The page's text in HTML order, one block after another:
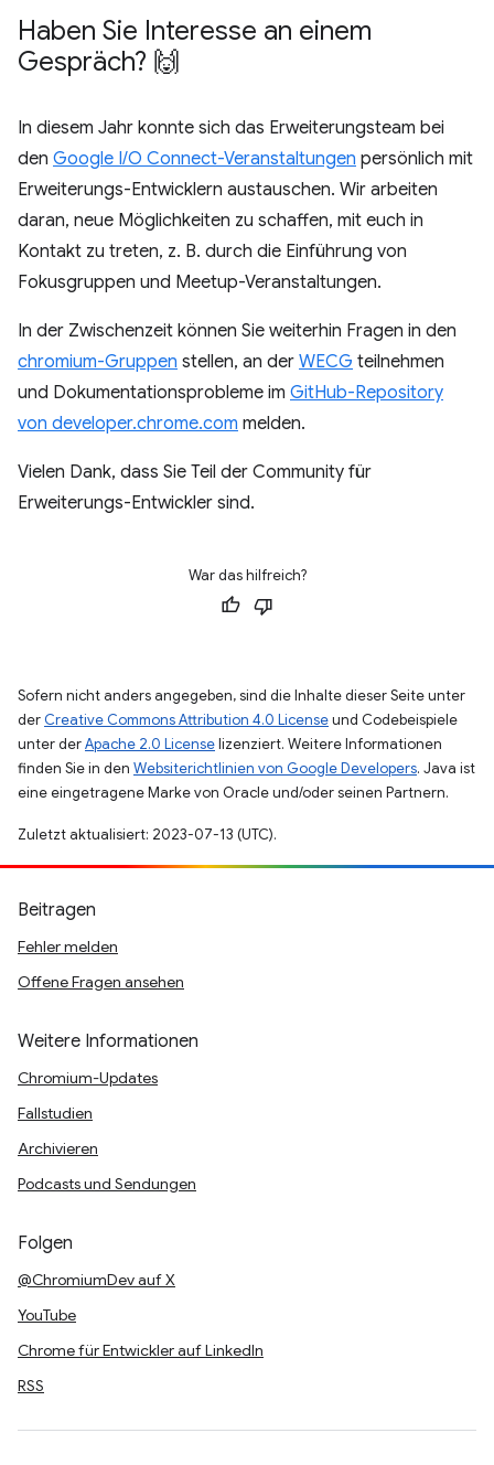
Haben Sie Interesse an einem
Gespräch? 🙌
In diesem Jahr konnte sich das Erweiterungsteam bei
den Google I/O Connect-Veranstaltungen persönlich mit
Erweiterungs-Entwicklern austauschen. Wir arbeiten
daran, neue Möglichkeiten zu schaffen, mit euch in
Kontakt zu treten, z. B. durch die Einführung von
Fokusgruppen und Meetup-Veranstaltungen.
In der Zwischenzeit können Sie weiterhin Fragen in den
chromium-Gruppen stellen, an der WECG teilnehmen
und Dokumentationsprobleme im GitHub-Repository
von developer.chrome.com melden.
Vielen Dank, dass Sie Teil der Community für
Erweiterungs-Entwickler sind.
War das hilfreich?
Sofern nicht anders angegeben, sind die Inhalte dieser Seite unter
der Creative Commons Attribution 4.0 Licenseund Codebeispiele
unter derApache 2.0 Licenselizenziert. Weitere Informationen
finden Sie in den Websiterichtlinien von Google Developers. Java ist
eine eingetragene Marke von Oracle und/oder seinen Partnern.
Zuletzt aktualisiert: 2023-07-13 (UTC).
Beitragen
Fehler melden
Offene Fragen ansehen
Weitere Informationen
Chromium-Updates
Fallstudien
Archivieren
Podcasts und Sendungen
Folgen
@ChromiumDev auf X
YouTube
Chrome für Entwickler auf LinkedIn
RSS